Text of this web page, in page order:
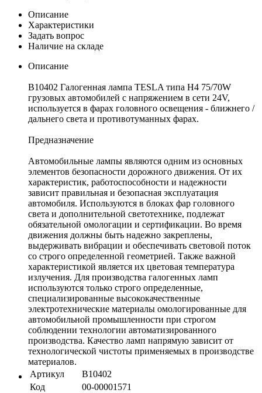
Описание
Характеристики
Задать вопрос
Наличие на складе
Описание
B10402 Галогенная лампа TESLA типа H4 75/70W
грузовых автомобилей с напряжением в сети 24V,
используется в фарах головного освещения - ближнего /
дальнего света и противотуманных фарах.
Предназначение
Автомобильные лампы являются одним из основных
элементов безопасности дорожного движения. От их
характеристик, работоспособности и надежности
зависит правильная и безопасная эксплуатация
автомобиля. Используются в блоках фар головного
света и дополнительной светотехнике, подлежат
обязательной омологации и сертификации. Во время
движения должны быть надежно закреплены,
выдерживать вибрации и обеспечивать световой поток
со строго определенной геометрией. Также важной
характеристикой является их цветовая температура
излучения. Для производства галогенных ламп
используются только строго определенные,
специализированные высококачественные
электротехнические материалы омологированные для
автомобильной промышленности при строгом
соблюдении технологии автоматизированного
производства. Качество ламп напрямую зависит от
технологической чистоты применяемых в производстве
материалов.
Артикул
B10402
Код
00-00001571